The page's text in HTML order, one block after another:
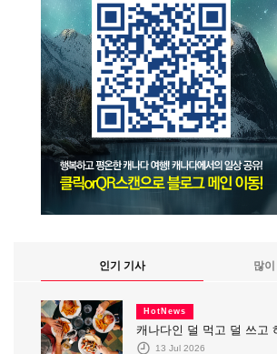
인기 기사 많
HotNews
캐나다인 덜 먹고 덜 쓰고
13 Jul 2026